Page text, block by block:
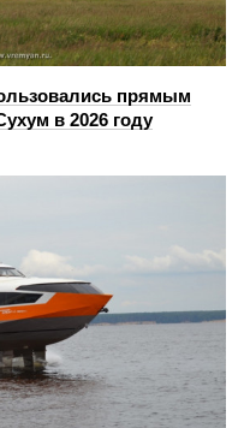
прямым
в 2026 году